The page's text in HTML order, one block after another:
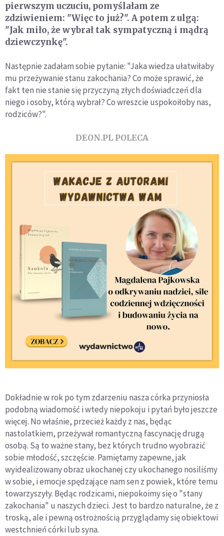
pierwszym uczuciu, pomyślałam ze
zdziwieniem: "Więc to już?". A potem z ulgą:
"Jak miło, że wybrał tak sympatyczną i mądrą
dziewczynkę".
Następnie zadałam sobie pytanie: "Jaka wiedza ułatwiłaby
mu przeżywanie stanu zakochania? Co może sprawić, że
fakt ten nie stanie się przyczyną złych doświadczeń dla
niego i osoby, którą wybrał? Co wreszcie uspokoiłoby nas,
rodziców?".
DEON.PL POLECA
Dokładnie w rok po tym zdarzeniu nasza córka przyniosła
podobną wiadomość i wtedy niepokoju i pytań było jeszcze
więcej. No właśnie, przecież każdy z nas, będąc
nastolatkiem, przeżywał romantyczną fascynację drugą
osobą. Są to ważne stany, bez których trudno wyobrazić
sobie młodość, szczęście. Pamiętamy zapewne, jak
wyidealizowany obraz ukochanej czy ukochanego nosiliśmy
w sobie, i emocje spędzające nam sen z powiek, które temu
towarzyszyły. Będąc rodzicami, niepokoimy się o "stany
zakochania" u naszych dzieci. Jest to bardzo naturalne, że z
troską, ale i pewną ostrożnością przyglądamy się obiektowi
westchnień córki lub syna.